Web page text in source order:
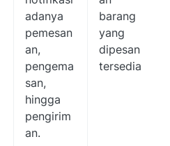
adanya
pemesan
an,
pengema
san,
hingga
pengirim
an.
barang
yang
dipesan
tersedia